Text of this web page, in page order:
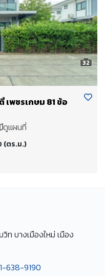
32
เพชรเกษม 81 ข้อ
ดูแผนที่
(ตร.ม.)
ท บางเมืองใหม่ เมือง
638-9190